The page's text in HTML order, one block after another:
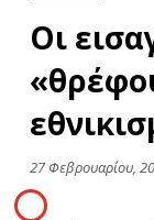
Οι
27 Φεβρουαρίου,